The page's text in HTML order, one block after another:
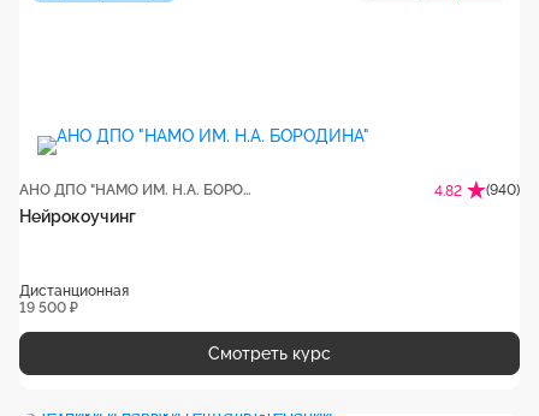
АНО ДПО "НАМО ИМ. Н.А. БОРОДИНА" 4.82 (940)
Нейрокоучинг
Дистанционная
19 500 ₽
Смотреть курс